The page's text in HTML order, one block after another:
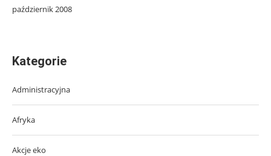
październik 2008
Kategorie
Administracyjna
Afryka
Akcje eko